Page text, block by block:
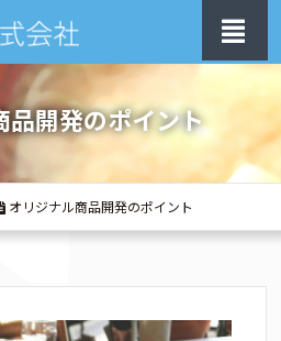
品開発のポイント
オリジナル商品開発のポイント